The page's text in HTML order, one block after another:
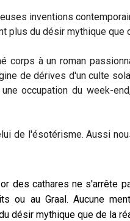
inventions
plus du désir mythique que
corps à un roman
de dérives d'un culte
occupation du week-
de l'ésotérisme. Aussi
des cathares ne s'arrête
ou au Graal. Aucune
désir mythique que de la